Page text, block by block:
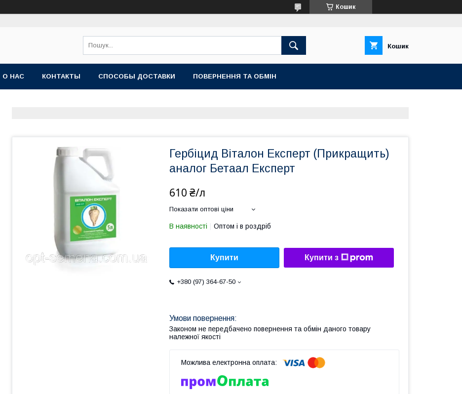
Кошик
Кошик
О НАС КОНТАКТЫ СПОСОБЫ ДОСТАВКИ ПОВЕРНЕННЯ ТА ОБМІН
Гербіцид Віталон Експерт (Прикращить)
аналог Бетаал Експерт
610 ₴/л
Показати оптові ціни
В наявності Оптом і в роздріб
Купити Купити з
+380 (97) 364-67-50
Законом не передбачено повернення та обмін даного товару
належної якості